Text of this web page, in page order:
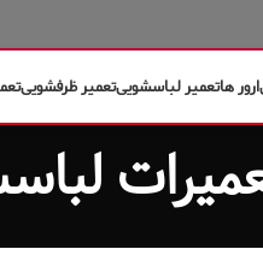
ارور هاتعمیر لباسشوییتعمیر ظرفشویی